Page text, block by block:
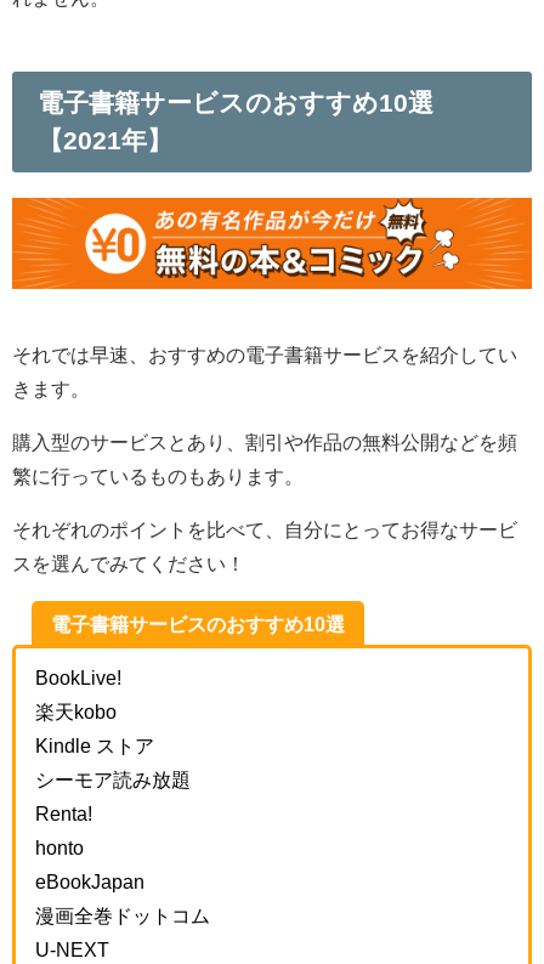
電子書籍サービスのおすすめ10選
【2021年】
それでは早速、おすすめの電子書籍サービスを紹介してい
きます。
購入型のサービスとあり、割引や作品の無料公開などを頻
繁に行っているものもあります。
それぞれのポイントを比べて、自分にとってお得なサービ
スを選んでみてください！
電子書籍サービスのおすすめ10選
BookLive!
楽天kobo
Kindle ストア
シーモア読み放題
Renta!
honto
eBookJapan
漫画全巻ドットコム
U-NEXT